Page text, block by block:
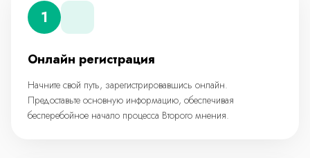
1
Онлайн регистрация
Начните свой путь, зарегистрировавшись онлайн.
Предоставьте основную информацию, обеспечивая
бесперебойное начало процесса Второго мнения.